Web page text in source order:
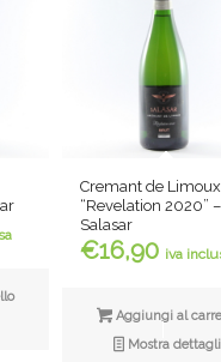
Cremant de Limoux
“Revelation 2020” –
Salasar
€16,90 iva
Aggiungi al
Mostra dettagli